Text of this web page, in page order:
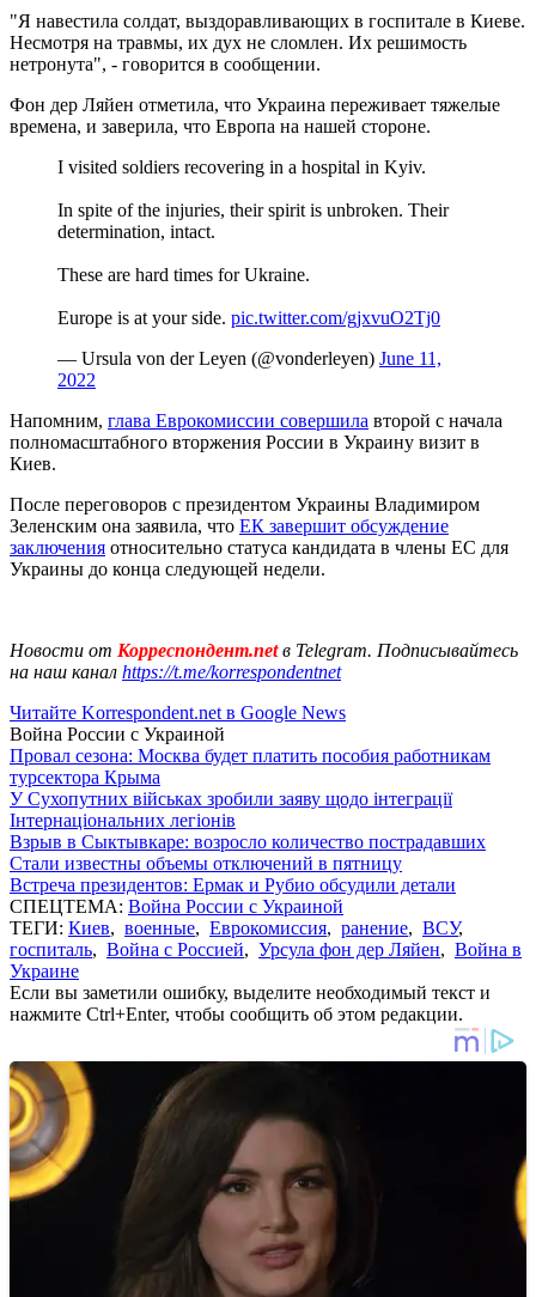
"Я навестила солдат, выздоравливающих в госпитале в Киеве.
Несмотря на травмы, их дух не сломлен. Их решимость
нетронута", - говорится в сообщении.
Фон дер Ляйен отметила, что Украина переживает тяжелые
времена, и заверила, что Европа на нашей стороне.
I visited soldiers recovering in a hospital in Kyiv.
In spite of the injuries, their spirit is unbroken. Their
determination, intact.
These are hard times for Ukraine.
Europe is at your side. pic.twitter.com/gjxvuO2Tj0
— Ursula von der Leyen (@vonderleyen) June 11,
2022
Напомним, глава Еврокомиссии совершила второй с начала
полномасштабного вторжения России в Украину визит в
Киев.
После переговоров с президентом Украины Владимиром
Зеленским она заявила, что ЕК завершит обсуждение
заключения относительно статуса кандидата в члены ЕС для
Украины до конца следующей недели.
Новости от Корреспондент.netв Telegram. Подписывайтесь
на наш канал https://t.me/korrespondentnet
Читайте Korrespondent.net в Google News
Война России с Украиной
Провал сезона: Москва будет платить пособия работникам
турсектора Крыма
У Сухопутних військах зробили заяву щодо інтеграції
Інтернаціональних легіонів
Взрыв в Сыктывкаре: возросло количество пострадавших
Стали известны объемы отключений в пятницу
Встреча президентов: Ермак и Рубио обсудили детали
СПЕЦТЕМА: Война России с Украиной
ТЕГИ: Киев, военные, Еврокомиссия, ранение, ВСУ,
госпиталь, Война с Россией, Урсула фон дер Ляйен, Война в
Украине
Если вы заметили ошибку, выделите необходимый текст и
нажмите Ctrl+Enter, чтобы сообщить об этом редакции.